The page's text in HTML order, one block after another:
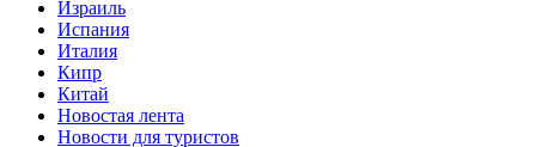
Израиль
Испания
Италия
Кипр
Китай
Новостая лента
Новости для туристов